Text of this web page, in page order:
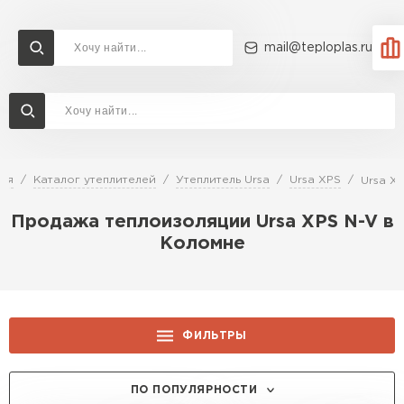
mail@teploplas.ru
Каталог утеплителей Утеплитель Ursa Ursa XPS Ursa
Продажа теплоизоляции Ursa XPS N-V в
Коломне
ФИЛЬТРЫ
ПО ПОПУЛЯРНОСТИ
Доставка и оплата
Перейти в каталог
Утеплитель Ветонит
Утеплитель Profiplex
ПЕРЕЙТИ
Утеплитель Rockwool